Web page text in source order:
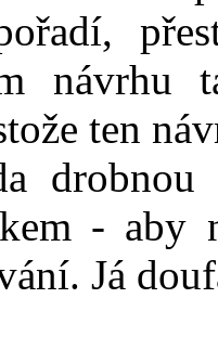
návrhu
ten
- aby
Já